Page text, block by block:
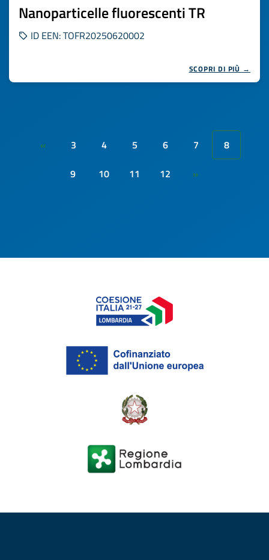
Nanoparticelle fluorescenti TR
ID EEN: TOFR20250620002
SCOPRI DI PIÙ →
« 3 4 5 6 7
8
9
10 11 12 »